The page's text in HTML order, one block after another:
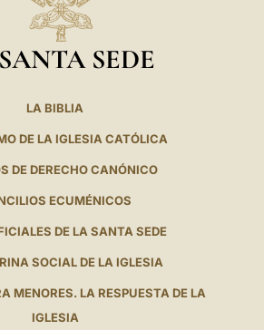
SANTA SEDE
LA BIBLIA
DE LA IGLESIA CATÓLICA
DE DERECHO CANÓNICO
ECUMÉNICOS
DE LA SANTA SEDE
SOCIAL DE LA IGLESIA
MENORES. LA RESPUESTA DE LA
IGLESIA